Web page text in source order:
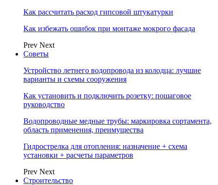
Как рассчитать расход гипсовой штукатурки
Как избежать ошибок при монтаже мокрого фасада
Prev Next
Советы
Устройство летнего водопровода из колодца: лучшие
варианты и схемы сооружения
Как установить и подключить розетку: пошаговое
руководство
Водопроводные медные трубы: маркировка сортамента,
область применения, преимущества
Гидрострелка для отопления: назначение + схема
установки + расчеты параметров
Prev Next
Строительство